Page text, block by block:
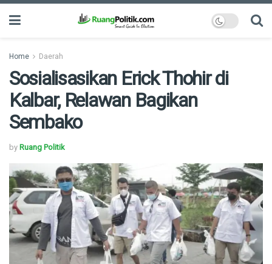
Home Daerah
Sosialisasikan Erick Thohir di
Kalbar, Relawan Bagikan
Sembako
by Ruang Politik